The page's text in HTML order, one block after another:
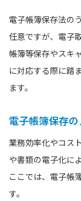
電子帳簿保存法の
任意ですが、電子
帳簿等保存やスキ
に対応する際に踏
ます。
電子帳簿保存
業務効率化やコス
や書類の電子化に
ここでは、電子帳
す。